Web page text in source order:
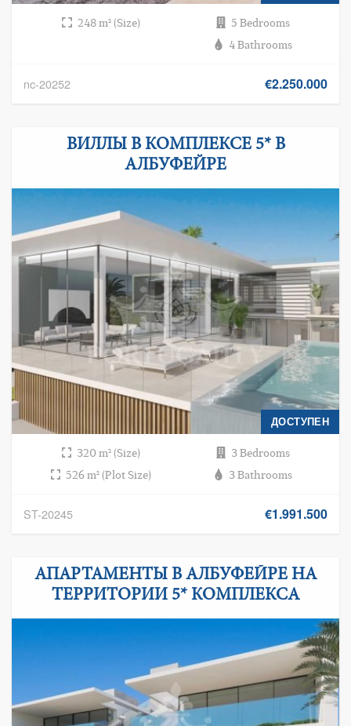
248 m² (Size)
5 Bedrooms
4 Bathrooms
nc-20252 €2.250.000
ВИЛЛЫ В КОМПЛЕКСЕ 5* В
АЛБУФЕЙРЕ
ДОСТУПЕН
320 m² (Size)
3 Bedrooms
526 m² (Plot Size)
3 Bathrooms
ST-20245 €1.991.500
АПАРТАМЕНТЫ В АЛБУФЕЙРЕ НА
ТЕРРИТОРИИ 5* КОМПЛЕКСА